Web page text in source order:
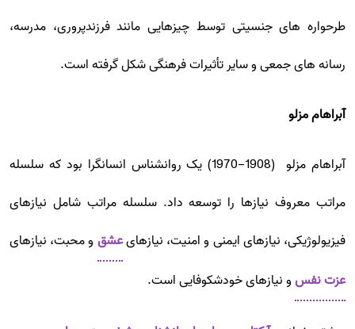
طرحواره های جنسیتی توسط چیزهایی مانند فرزندپروری، مدرسه،
رسانه های جمعی و سایر تأثیرات فرهنگی شکل گرفته است.
آبراهام مزلو
آبراهام مزلو (1908-1970) یک روانشناس انسانگرا بود که سلسله
مراتب معروف نیازها را توسعه داد. سلسله مراتب شامل نیازهای
فیزیولوژیکی، نیازهای ایمنی و امنیت، نیازهایعشق و محبت، نیازهای
عزت نفسو نیازهای خودشکوفایی است.